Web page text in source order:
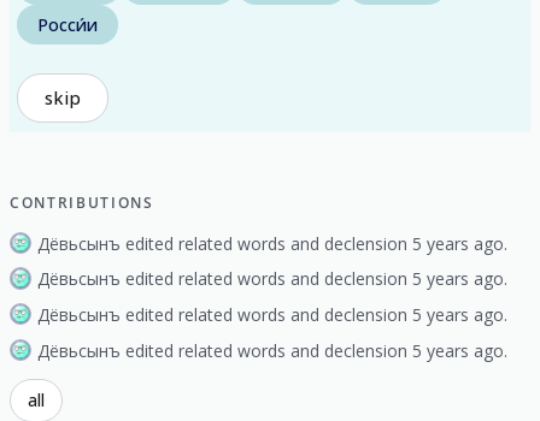
Росси́и
skip
CONTRIBUTIONS
Дёвьсынъ edited related words and declension 5 years ago.
Дёвьсынъ edited related words and declension 5 years ago.
Дёвьсынъ edited related words and declension 5 years ago.
Дёвьсынъ edited related words and declension 5 years ago.
all